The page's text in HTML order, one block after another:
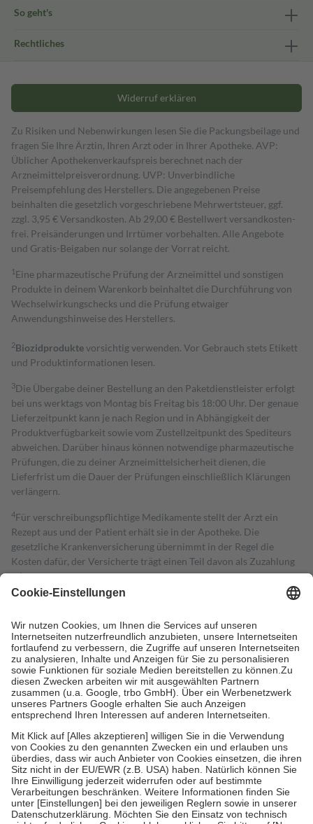
So geht's
Rechtliches
Widerruf erklären
Zu Risiken und Nebenwirkungen lesen Sie die Packungsbeilage und
fragen Sie Ihre Ärztin, Ihren Arzt oder in Ihrer Apotheke. AVP:
Üblicher Apothekenverkaufspreis berechnet nach der
Arzneimittelpreisverordnung. UVP: Unverbindliche
Preisempfehlung des Herstellers. Die angegebenen Preise
beinhalten die gesetzlich vorgeschriebene Mehrwertsteuer, ggf.
zzgl. 3,95 € Versandkosten. Ab 29,00 € Bestell­wert versand­kosten­
frei. Preisänderungen und Irrtümer vorbehalten. Alle Angebote
und Gratis-Beigaben nur solange der Vorrat reicht.
1 Eine pharmazeutische Prüfung der Arzneimittel und sonstigen
Produkte in deinem Warenkorb beinhaltet die Durchführung von
Wechselwirkungschecks und die Prüfung etwaiger
Anwendungshinweise des Herstellers.
2Biozidproduktevorsichtig verwenden. Vor Gebrauch stets Etikett
und Produktinformationen lesen.
3Die Übergabe deiner Bestellung an den Paketdienstleister erfolgt
bei uns werktags von Montag bis Freitag bis 18:00 Uhr. Der genaue
Lieferzeitpunkt kann je nach Region und in Abhängigkeit der
Produktverfügbarkeit sowie vom Zustellzeitpunkt des Spediteurs
abweichen. Darüber hinaus können notwendige pharmazeutische
Prüfungen, die zu deiner Arzneimittelsicherheit dienen, die
Lieferfrist um die Dauer der Prüfungen einschließlich Klärungen
verlängern.
4Für verschreibungspflichtige Medikamente stellt der Arzt ein
Rezept aus und der Patient erhält sie in der Apotheke. Die
gesetzliche Krankenversicherung übernimmt in der Regel die
Kosten dafür, der Versicherte trägt einen Teil davon als Zuzahlung
mit.
Grundsätzlich leisten Mitglieder Zuzahlungen in Höhe von zehn
höchstens zehn Euro.
Es sind jedoch nie mehr als die tatsächlichen
Kosten der Leistung zu entrichten.
Diese Regeln gelten grundsätzlich auch für Online-Apotheken.
Bei Heilmitteln und häuslicher Krankenpflege beträgt die
Zuzahlung zehn Prozent der Kosten sowie zehn Euro je
Verordnung.
Um das Engagement der Versicherten für ihre eigene Gesundheit zu
stärken und die besondere Stellung der Familie zu unterstützen,
fallenkeine Zuzahlungenan bei:
• Kindern und Jugendlichen bis zum vollendeten 18. Lebensjahr
mit Ausnahme der Fahrkosten
• Untersuchungen zur Vorsorge und Früherkennung, die von der
GKV getragen werden
• empfohlenen Schutzimpfungen